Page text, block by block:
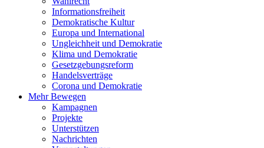
Informationsfreiheit
Demokratische Kultur
Europa und International
Ungleichheit und Demokratie
Klima und Demokratie
Gesetzgebungsreform
Handelsverträge
Corona und Demokratie
Mehr Bewegen
Kampagnen
Projekte
Unterstützen
Nachrichten